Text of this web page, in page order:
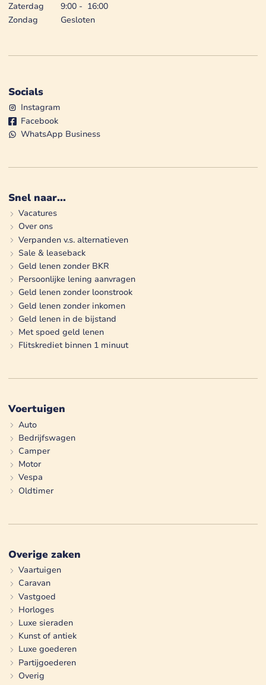
Zaterdag
9:00 - 16:00
Zondag
Gesloten
Socials
Instagram
Facebook
WhatsApp Business
Snel naar...
Vacatures
Over ons
Verpanden v.s. alternatieven
Sale & leaseback
Geld lenen zonder BKR
Persoonlijke lening aanvragen
Geld lenen zonder loonstrook
Geld lenen zonder inkomen
Geld lenen in de bijstand
Met spoed geld lenen
Flitskrediet binnen 1 minuut
Voertuigen
Auto
Bedrijfswagen
Camper
Motor
Vespa
Oldtimer
Overige zaken
Vaartuigen
Caravan
Vastgoed
Horloges
Luxe sieraden
Kunst of antiek
Luxe goederen
Partijgoederen
Overig